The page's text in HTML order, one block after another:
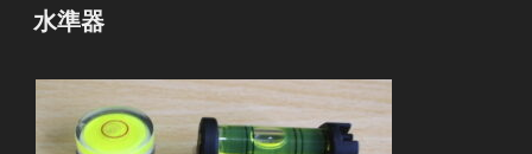
稿
日:
水準器